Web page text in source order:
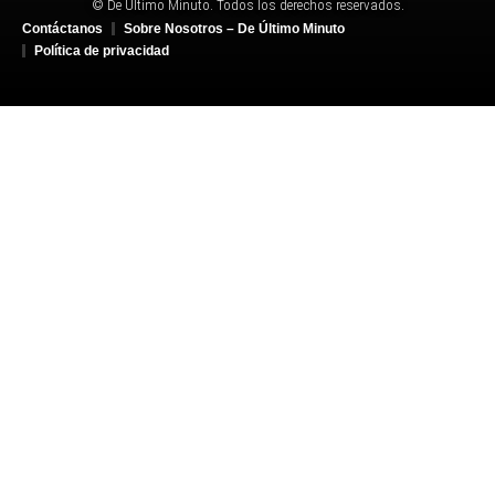
© De Último Minuto. Todos los derechos reservados.
Contáctanos
Sobre Nosotros – De Último Minuto
Política de privacidad